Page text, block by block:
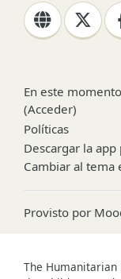
En este
(Acceder)
Políticas
Descargar la
Cambiar al tema
Provisto por
The Humanitarian